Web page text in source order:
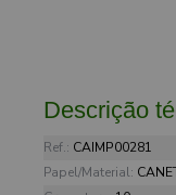
Descrição
Ref.: CAIMP00281
Papel/Material: